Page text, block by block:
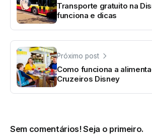
Transporte gratuito na
funciona e dicas
Próximo post
Como funciona a
Cruzeiros Disney
Sem comentários! Seja o primeiro.